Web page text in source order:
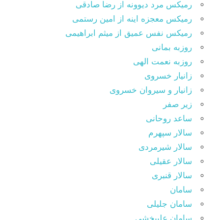
رمیکس مرد دیوونه از رضا صادقی
رمیکس معجزه اینه از امین رستمی
رمیکس نفس عمیق از میثم ابراهیمی
روزبه بمانی
روزبه نعمت الهی
زانیار خسروی
زانیار و سیروان خسروی
زیر صفر
ساعد روحانی
سالار سپهرم
سالار شیرمردی
سالار عقیلی
سالار قنبری
سامان
سامان جلیلی